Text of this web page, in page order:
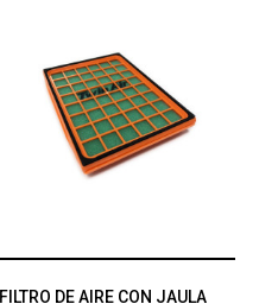
FILTRO DE AIRE CON JAULA